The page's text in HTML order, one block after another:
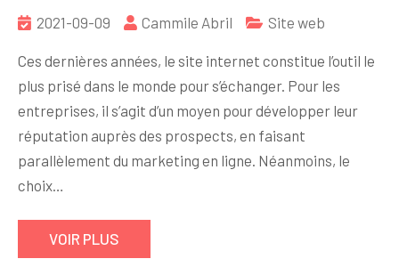
2021-09-09 Cammile Abril Site web
Ces dernières années, le site internet constitue l’outil le
plus prisé dans le monde pour s’échanger. Pour les
entreprises, il s’agit d’un moyen pour développer leur
réputation auprès des prospects, en faisant
parallèlement du marketing en ligne. Néanmoins, le
choix…
VOIR PLUS